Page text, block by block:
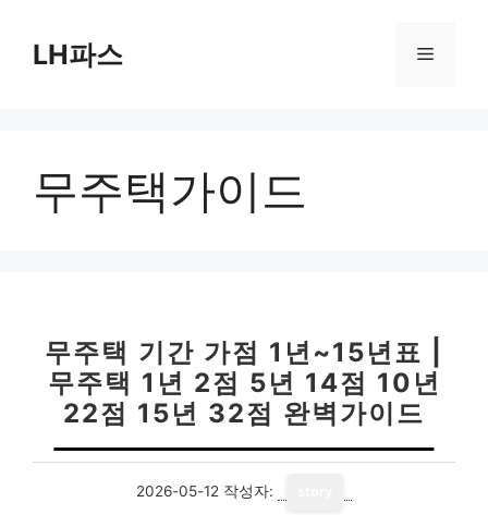
LH파스 메
무주택가이드
무주택 기간 가점 1년~15년표 |
무주택 1년 2점 5년 14점 10년
22점 15년 32점 완벽가이드
2026-05-12 작성자: